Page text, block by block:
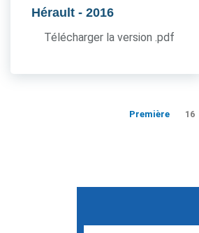
Hérault - 2016
Télécharger la version .pdf
Première 16